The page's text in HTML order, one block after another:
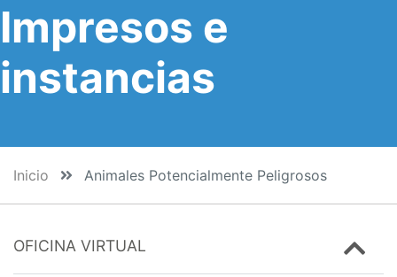
Impresos e
instancias
Inicio Animales Potencialmente Peligrosos
OFICINA VIRTUAL